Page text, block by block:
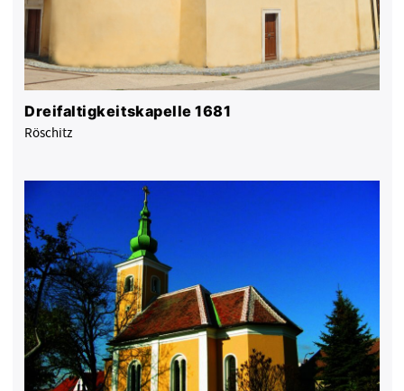
Dreifaltigkeitskapelle 1681
Röschitz